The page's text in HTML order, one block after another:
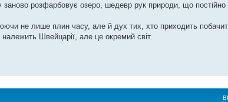
розфарбовує озеро, шедевр рук природи, що постійно
не лише плин часу, але й дух тих, хто приходить
Швейцарії, але це окремий світ.